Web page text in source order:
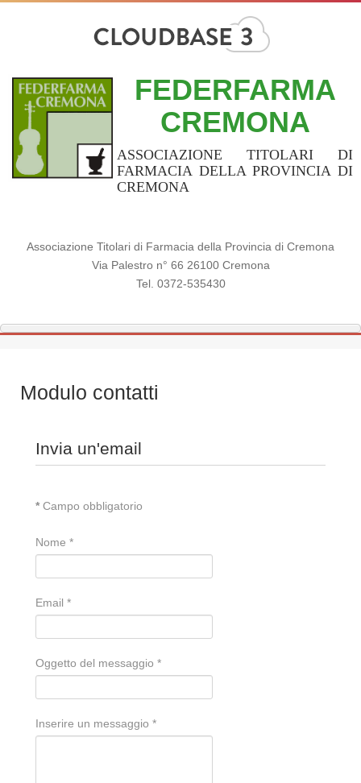
FEDERFARMA
CREMONA
ASSOCIAZIONE TITOLARI DI
FARMACIA DELLA PROVINCIA DI
CREMONA
Associazione Titolari di Farmacia della Provincia di Cremona
Via Palestro n° 66 26100 Cremona
Tel. 0372-535430
Modulo contatti
Invia un'email
* Campo obbligatorio
Nome *
Email *
Oggetto del messaggio *
Inserire un messaggio *